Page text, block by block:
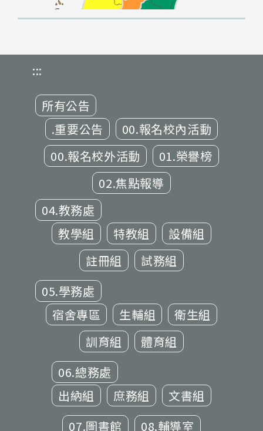
:::
所有公告
.重要公告
00.報名校內活動
00.報名校外活動
01.榮譽榜
02.焦點報導
04.教務處
教學組
特教組
設備組
註冊組
試務組
05.學務處
宿舍專區
生輔組
衛生組
訓育組
體育組
06.總務處
出納組
庶務組
文書組
07.圖書館
08.輔導室